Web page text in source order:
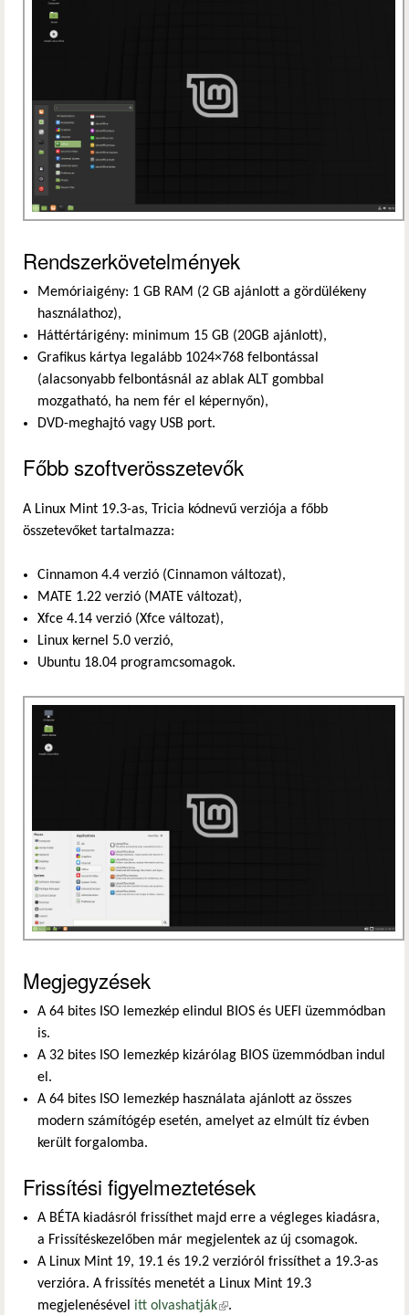
Rendszerkövetelmények
Memóriaigény: 1 GB RAM (2 GB ajánlott a gördülékeny
használathoz),
Háttértárigény: minimum 15 GB (20GB ajánlott),
Grafikus kártya legalább 1024×768 felbontással
(alacsonyabb felbontásnál az ablak ALT gombbal
mozgatható, ha nem fér el képernyőn),
DVD-meghajtó vagy USB port.
Főbb szoftverösszetevők
A Linux Mint 19.3-as, Tricia kódnevű verziója a főbb
összetevőket tartalmazza:
Cinnamon 4.4 verzió (Cinnamon változat),
MATE 1.22 verzió (MATE változat),
Xfce 4.14 verzió (Xfce változat),
Linux kernel 5.0 verzió,
Ubuntu 18.04 programcsomagok.
Megjegyzések
A 64 bites ISO lemezkép elindul BIOS és UEFI üzemmódban
is.
A 32 bites ISO lemezkép kizárólag BIOS üzemmódban indul
el.
A 64 bites ISO lemezkép használata ajánlott az összes
modern számítógép esetén, amelyet az elmúlt tíz évben
került forgalomba.
Frissítési figyelmeztetések
A BÉTA kiadásról frissíthet majd erre a végleges kiadásra,
a Frissítéskezelőben már megjelentek az új csomagok.
A Linux Mint 19, 19.1 és 19.2 verzióról frissíthet a 19.3-as
verzióra. A frissítés menetét a Linux Mint 19.3
megjelenésével itt olvashatják(külső hivatkozás)
.